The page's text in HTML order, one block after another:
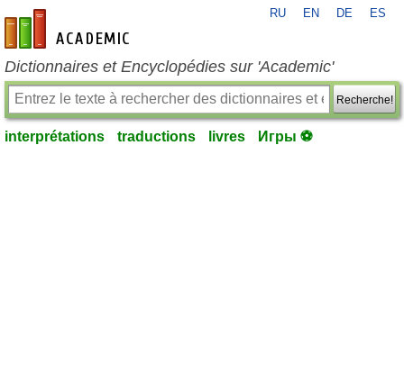
fr-academic.com
RU EN DE ES
Dictionnaires et Encyclopédies sur 'Academic'
Recherche!
interprétations traductions livres Игры ⚽